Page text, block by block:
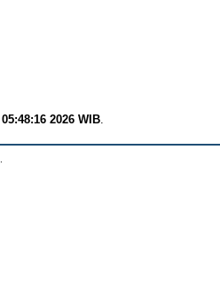
2026 WIB